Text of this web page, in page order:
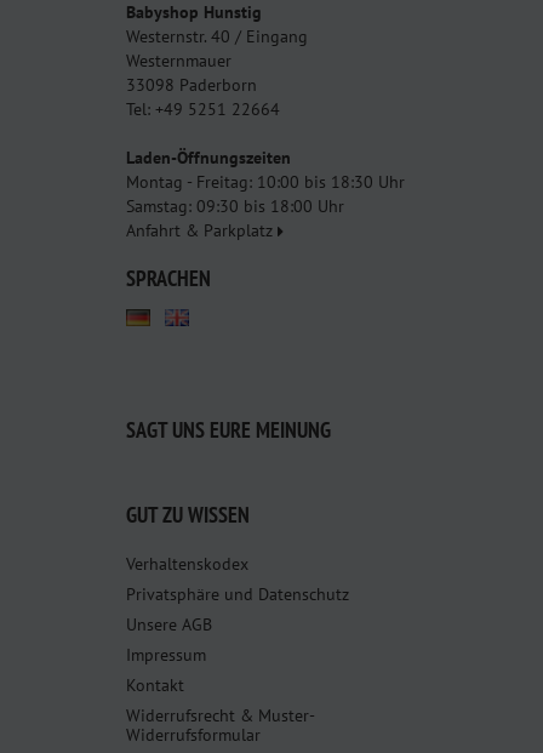
Babyshop Hunstig
Westernstr. 40 / Eingang
Westernmauer
33098 Paderborn
Tel: +49 5251 22664
Laden-Öffnungszeiten
Montag - Freitag: 10:00 bis 18:30 Uhr
Samstag: 09:30 bis 18:00 Uhr
Anfahrt & Parkplatz
SPRACHEN
SAGT UNS EURE MEINUNG
GUT ZU WISSEN
Verhaltenskodex
Privatsphäre und Datenschutz
Unsere AGB
Impressum
Kontakt
Widerrufsrecht & Muster-
Widerrufsformular